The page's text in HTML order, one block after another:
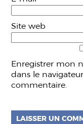
Site web
Enregistrer mon
dans le
commentaire.